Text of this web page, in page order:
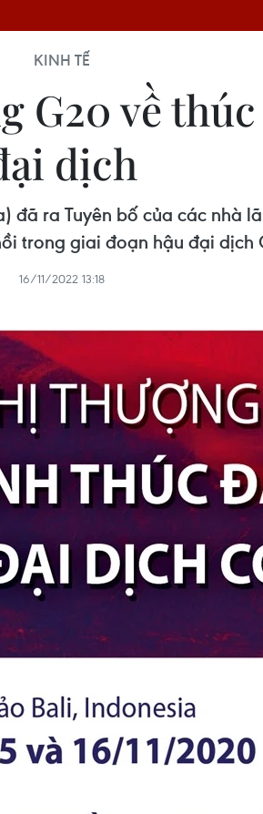
KINH TẾ
G20 về
dịch
đã ra Tuyên bố của các nhà
trong giai đoạn hậu đại dịch
16/11/2022 13:18